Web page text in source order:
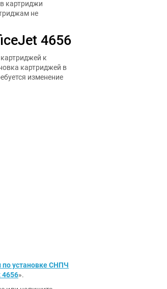
картриджи
не
4656
к
картриджей в
изменение
по установке СНПЧ
или напишите